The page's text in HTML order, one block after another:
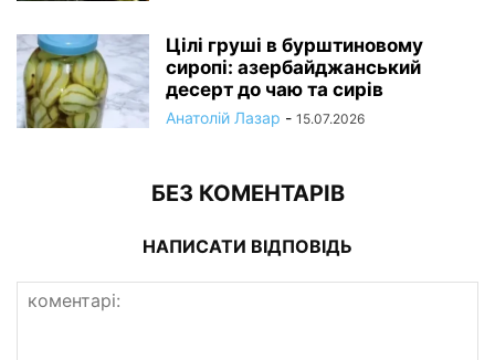
Цілі груші в бурштиновому
сиропі: азербайджанський
десерт до чаю та сирів
Анатолій Лазар - 15.07.2026
БЕЗ КОМЕНТАРІВ
НАПИСАТИ ВІДПОВІДЬ